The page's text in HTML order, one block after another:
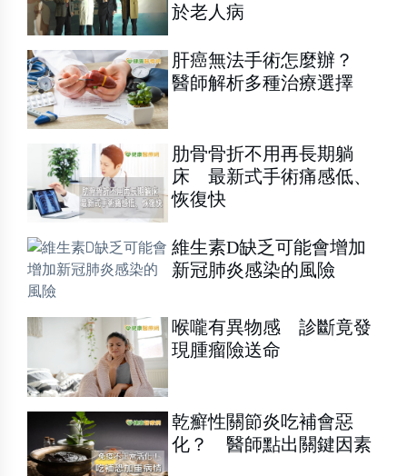
於老人病
肝癌無法手術怎麼辦？
醫師解析多種治療選擇
肋骨骨折不用再長期躺
床 最新式手術痛感低、
恢復快
維生素D缺乏可能會增加
新冠肺炎感染的風險
喉嚨有異物感 診斷竟發
現腫瘤險送命
乾癬性關節炎吃補會惡
化？ 醫師點出關鍵因素